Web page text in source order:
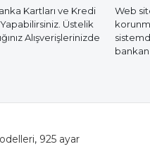
Kartları ve Kredi
Yapabilirsiniz. Üstelik
Alışverişlerinizde
Web
, 925 ayar